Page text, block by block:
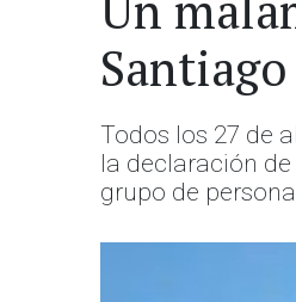
Todos los 27 de
la declaración
grupo de